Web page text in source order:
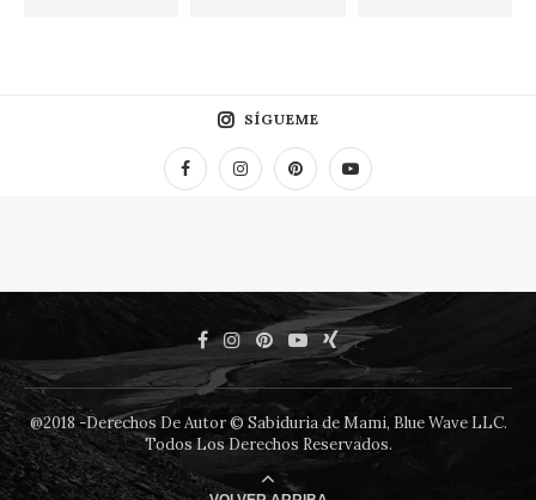
SÍGUEME
@2018 -Derechos De Autor © Sabiduria de Mami, Blue Wave LLC.
Todos Los Derechos Reservados.